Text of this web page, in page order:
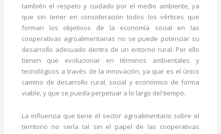
también el respeto y cuidado por el medio ambiente, ya
que sin tener en consideración todos los vértices que
forman los objetivos de la economía social en las
cooperativas agroalimentarias no se puede potenciar su
desarrollo adecuado dentro de un entorno rural. Por ello
tienen que evolucionar en términos ambientales y
tecnológicos a través de la innovación, ya que es el único
camino de desarrollo rural, social y económico de forma
viable, y que se pueda perpetuar a lo largo del tiempo.
La influencia que tiene el sector agroalimentario sobre el
territorio no sería tal sin el papel de las cooperativas